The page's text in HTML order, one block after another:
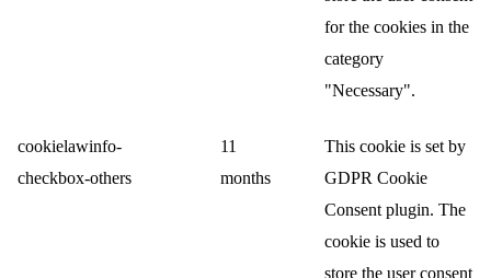
for the cookies in the
category
"Necessary".
cookielawinfo-
checkbox-others
11
months
This cookie is set by
GDPR Cookie
Consent plugin. The
cookie is used to
store the user consent